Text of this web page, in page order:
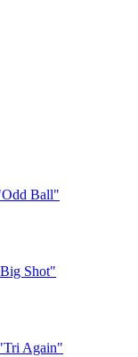
Ball"
Shot"
Again"